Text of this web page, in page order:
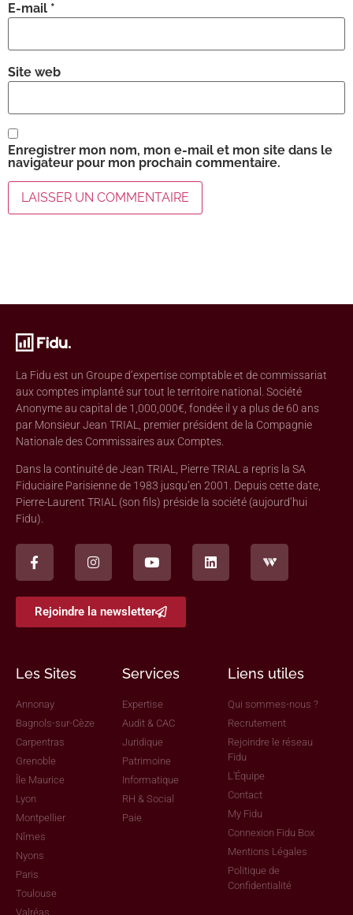
E-mail *
Site web
Enregistrer mon nom, mon e-mail et mon site dans le
navigateur pour mon prochain commentaire.
La Fidu est un Groupe d’expertise comptable et de commissariat
aux comptes implanté sur tout le territoire national. Société
Anonyme au capital de 1,000,000€, fondée il y a plus de 60 ans
par Monsieur Jean TRIAL, premier président de la Compagnie
Nationale des Commissaires aux Comptes.
Dans la continuité de Jean TRIAL, Pierre TRIAL a repris la SA
Fiduciaire Parisienne de 1983 jusqu’en 2001. Depuis cette date,
Pierre-Laurent TRIAL (son fils) préside la société (aujourd’hui
Fidu).
Rejoindre la newsletter
Les Sites
Annonay
Bagnols-sur-Cèze
Carpentras
Grenoble
Île Maurice
Lyon
Montpellier
Nîmes
Nyons
Paris
Toulouse
Valréas
Services
Expertise
Audit & CAC
Juridique
Patrimoine
Informatique
RH & Social
Paie
Liens utiles
Qui sommes-nous ?
Recrutement
Rejoindre le réseau
Fidu
L'Équipe
Contact
My Fidu
Connexion Fidu Box
Mentions Légales
Politique de
Confidentialité